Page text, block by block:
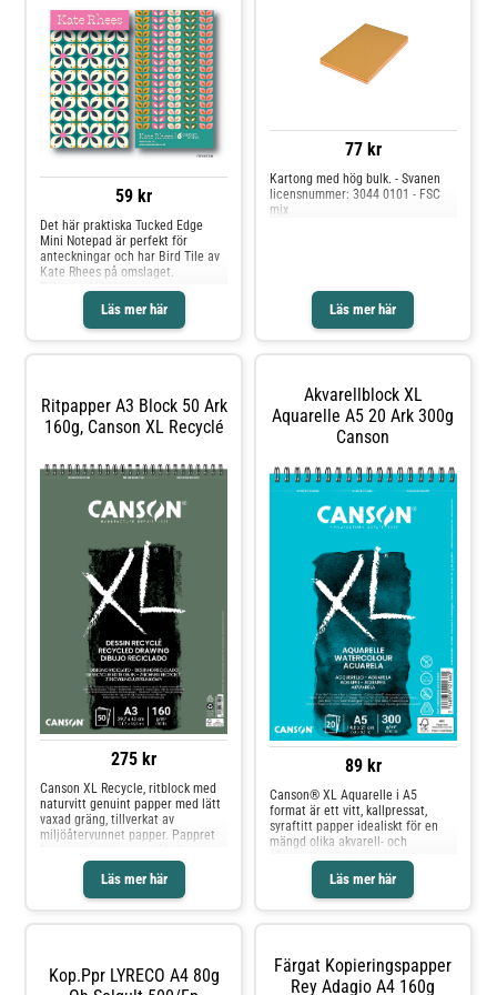
resultat både i bläckstråleskrivare
och i laserskrivare - Färger:
Orange - Mått: A4 - Ark per bunt:
500 - Pappersvikt: 80 g/m² - FSC
59 kr
Läs mer här
Det här praktiska Tucked Edge
Mini Notepad är perfekt för
anteckningar och har Bird Tile av
Kate Rhees på omslaget.
Tillverkad i UK Legal
manufacturer Name:
Customworks España S.L Legal
manufacturer Adress:
customworks.co,uk Legal
manufacturer e-mail:
sales@customworks.co.uk
77 kr
Läs mer här
Kartong med hög bulk. - Svanen
licensnummer: 3044 0101 - FSC
mix
Ritpapper A3 Block 50 Ark
160g, Canson XL Recyclé
275 kr
Läs mer här
Canson XL Recycle, ritblock med
naturvitt genuint papper med lätt
vaxad gräng, tillverkat av
miljöåtervunnet papper. Pappret
och flagnar inte. Ytvikt 160 g.
Passar för den miljömedvetne
konstnären som arbetar med torra
Akvarellblock XL
Aquarelle A5 20 Ark 300g
Canson
89 kr
Läs mer här
Canson® XL Aquarelle i A5
format är ett vitt, kallpressat,
syraftitt papper idealiskt för en
mängd olika akvarell- och
våttekniker. Extremt
motståndskraftig mot upprepade
korrigeringar genom skrapning
(luddar inte). Spiralblocket med
detaljerade verk. Syrafritt och
FSC-certifierat papper tillverkat i
Kop.ppr LYRECO A4 80g
Färgat Kopieringspapper
Rey Adagio A4 160g